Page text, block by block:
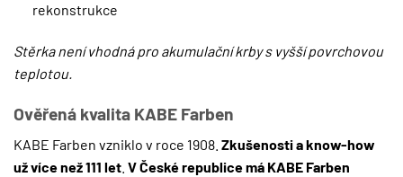
rekonstrukce
Stěrka není vhodná pro akumulační krby s vyšší povrchovou
teplotou.
Ověřená kvalita KABE Farben
KABE Farben vzniklo v roce 1908. Zkušenosti a know-how
už více než 111 let V České republice má KABE Farben